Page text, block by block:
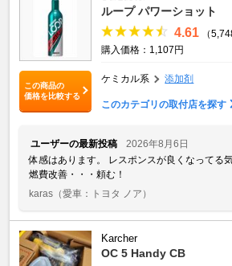
この商品の
価格を比較する
ループ パワーショット
4.61
（
購入価格：1,107円
ケミカル系 添加剤
このカテゴリの取付店を探す
ユーザーの最新投稿
2026年8月6日
体感はあります。 レスポンスが良くなってる
燃費改善・・・頼む！
karas （愛車：トヨタ ノア）
Karcher
OC 5 Handy CB